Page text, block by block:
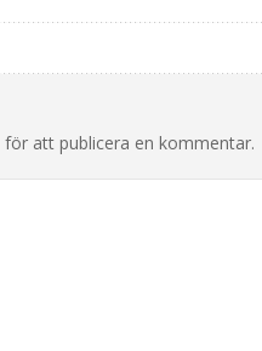
för att publicera en kommentar.